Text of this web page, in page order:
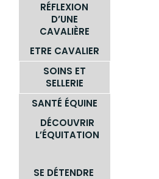
RÉFLEXION
D’UNE
CAVALIÈRE
ETRE CAVALIER
SOINS ET
SELLERIE
SANTÉ ÉQUINE
DÉCOUVRIR
L’ÉQUITATION
SE DÉTENDRE